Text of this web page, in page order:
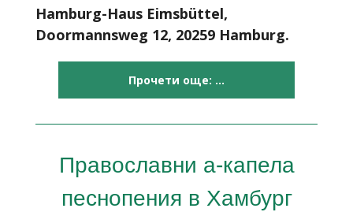
Hamburg-Haus Eimsbüttel,
Doormannsweg 12, 20259 Hamburg.
Прочети още: ...
Православни а-капела
песнопения в Хамбург